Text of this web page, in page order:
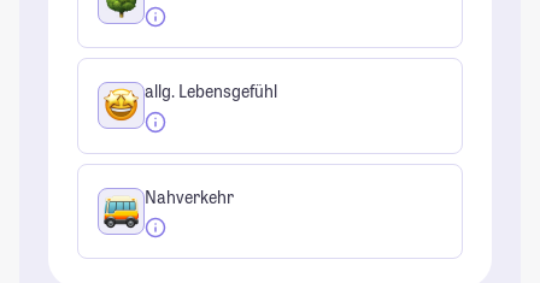
allg. Lebensgefühl
Nahverkehr